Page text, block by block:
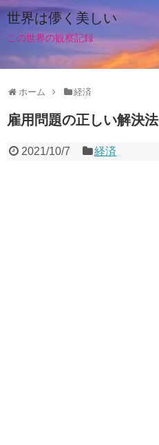
世界は儚く美しい
この世界の観察記録
ホーム 経済
雇用問題の正しい解決法
2021/10/7 経済